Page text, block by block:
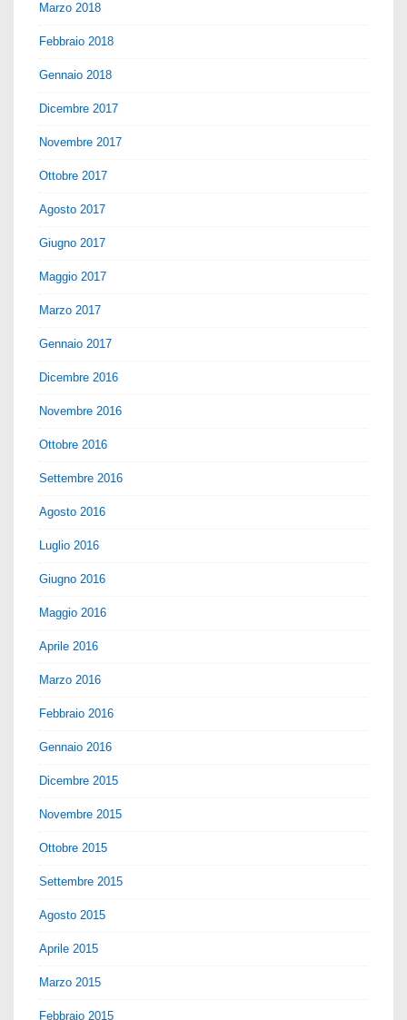
Marzo 2018
Febbraio 2018
Gennaio 2018
Dicembre 2017
Novembre 2017
Ottobre 2017
Agosto 2017
Giugno 2017
Maggio 2017
Marzo 2017
Gennaio 2017
Dicembre 2016
Novembre 2016
Ottobre 2016
Settembre 2016
Agosto 2016
Luglio 2016
Giugno 2016
Maggio 2016
Aprile 2016
Marzo 2016
Febbraio 2016
Gennaio 2016
Dicembre 2015
Novembre 2015
Ottobre 2015
Settembre 2015
Agosto 2015
Aprile 2015
Marzo 2015
Febbraio 2015